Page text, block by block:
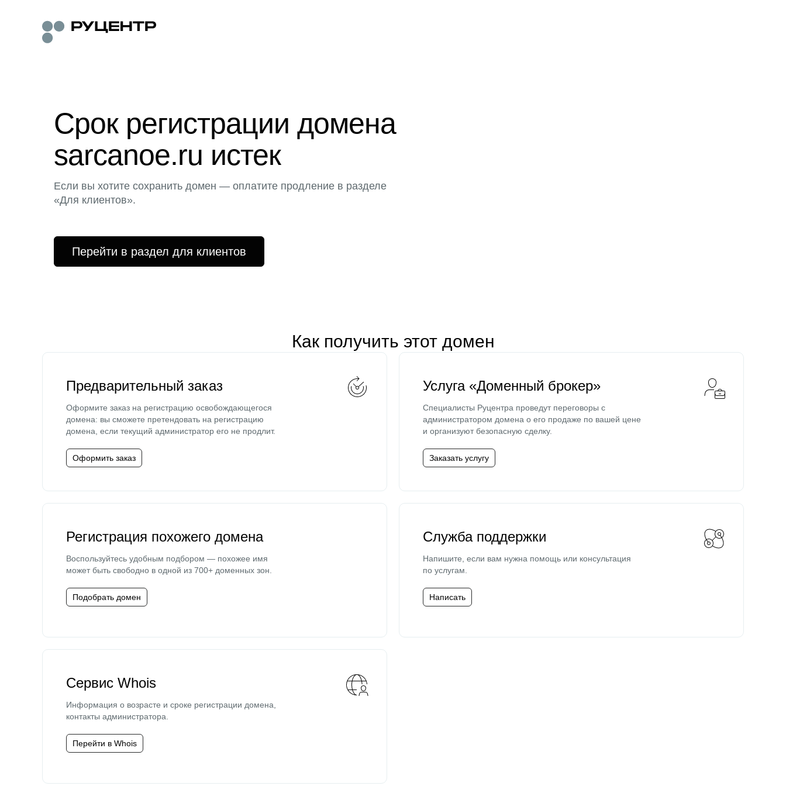
Срок регистрации домена
sarcanoe.ru истек
Если вы хотите сохранить домен — оплатите продление в разделе
«Для клиентов».
Перейти в раздел для клиентов
Как получить этот домен
Предварительный заказ
Оформите заказ на регистрацию освобождающегося
домена: вы сможете претендовать на регистрацию
домена, если текущий администратор его не продлит.
Оформить заказ
Услуга «Доменный брокер»
Специалисты Руцентра проведут переговоры с
администратором домена о его продаже по вашей цене
и организуют безопасную сделку.
Заказать услугу
Регистрация похожего домена
Воспользуйтесь удобным подбором — похожее имя
может быть свободно в одной из 700+ доменных зон.
Подобрать домен
Служба поддержки
Напишите, если вам нужна помощь или консультация
по услугам.
Написать
Сервис Whois
Информация о возрасте и сроке регистрации домена,
контакты администратора.
Перейти в Whois